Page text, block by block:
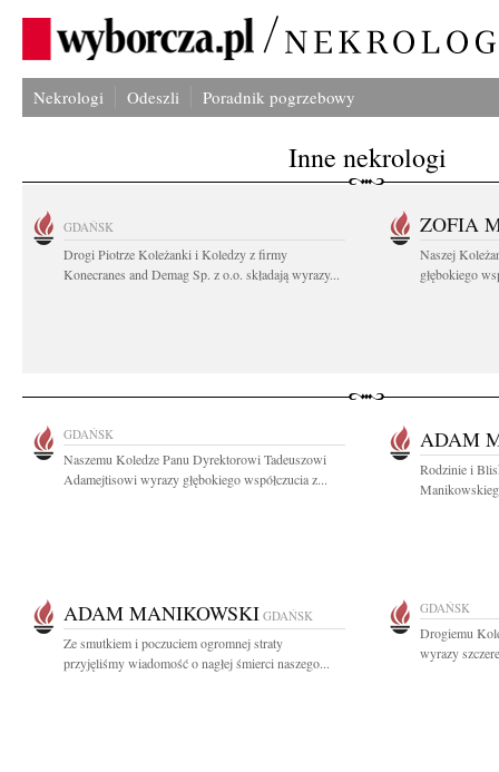
Nekrologi Odeszli Poradnik pogrzebowy
Inne nekrologi
GDAŃSK
Drogi Piotrze Koleżanki i Koledzy z firmy
Konecranes and Demag Sp. z o.o. składają wyrazy...
ZOFIA
Naszej
głębokiego
GDAŃSK
Naszemu Koledze Panu Dyrektorowi Tadeuszowi
Adamejtisowi wyrazy głębokiego współczucia z...
ADAM
Rodzinie i
ADAM MANIKOWSKI GDAŃSK
Ze smutkiem i poczuciem ogromnej straty
przyjęliśmy wiadomość o nagłej śmierci naszego...
GDAŃSK
Drogiemu
wyrazy